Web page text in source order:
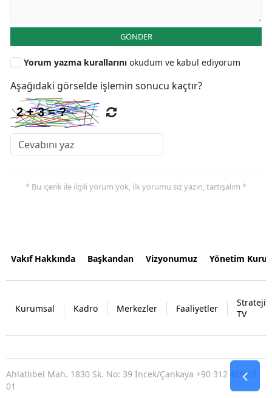
GÖNDER
Yorum yazma kurallarını okudum ve kabul ediyorum
Aşağıdaki görselde işlemin sonucu kaçtır?
* Bu içerik ile ilgili yorum yok, ilk yorumu siz yazın, tartışalım *
Vakıf Hakkında Başkandan Vizyonumuz Yönetim
Kurumsal Kadro Merkezler Faaliyetler
Strateji
TV
Ahlatlıbel Mah. 1830 Sk. No: 39 İncek/Çankaya +90 312 489 18
01